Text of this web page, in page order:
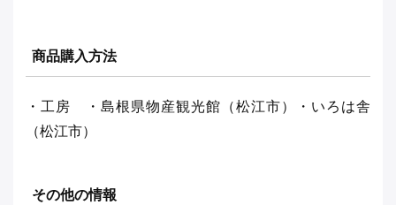
商品購入方法
・工房 ・島根県物産観光館（松江市）・いろは舎
（松江市）
その他の情報